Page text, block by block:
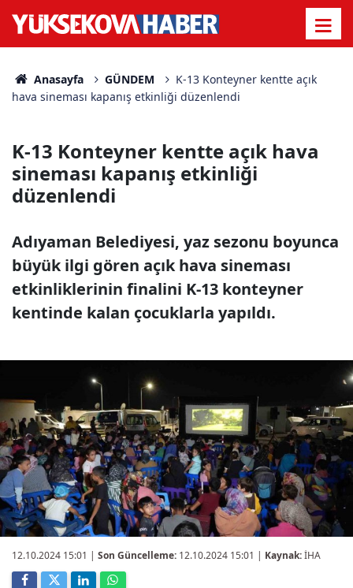
Anasayfa GÜNDEM
K-13 Konteyner kentte açık
hava sineması kapanış etkinliği düzenlendi
K-13 Konteyner kentte açık hava
sineması kapanış etkinliği
düzenlendi
Adıyaman Belediyesi, yaz sezonu boyunca
büyük ilgi gören açık hava sineması
etkinliklerinin finalini K-13 konteyner
kentinde kalan çocuklarla yapıldı.
12.10.2024 15:01 | Son Güncelleme: 12.10.2024 15:01 | Kaynak:İHA